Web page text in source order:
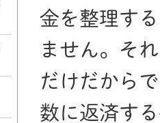
金を整理す
ません。そ
だけだから
数に返済す